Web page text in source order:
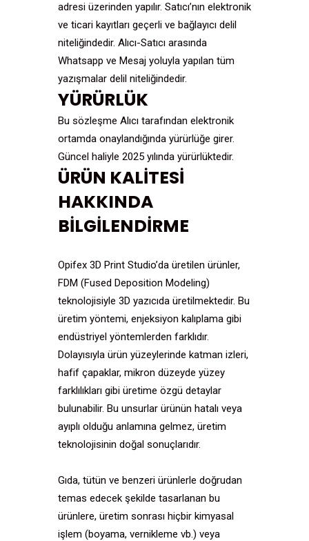
adresi üzerinden yapılır. Satıcı’nın elektronik
ve ticari kayıtları geçerli ve bağlayıcı delil
niteliğindedir. Alıcı-Satıcı arasında
Whatsapp ve Mesaj yoluyla yapılan tüm
yazışmalar delil niteliğindedir.
YÜRÜRLÜK
Bu sözleşme Alıcı tarafından elektronik
ortamda onaylandığında yürürlüğe girer.
Güncel haliyle 2025 yılında yürürlüktedir.
ÜRÜN KALİTESİ
HAKKINDA
BİLGİLENDİRME
Opifex 3D Print Studio’da üretilen ürünler,
FDM (Fused Deposition Modeling)
teknolojisiyle 3D yazıcıda üretilmektedir. Bu
üretim yöntemi, enjeksiyon kalıplama gibi
endüstriyel yöntemlerden farklıdır.
Dolayısıyla ürün yüzeylerinde katman izleri,
hafif çapaklar, mikron düzeyde yüzey
farklılıkları gibi üretime özgü detaylar
bulunabilir. Bu unsurlar ürünün hatalı veya
ayıplı olduğu anlamına gelmez, üretim
teknolojisinin doğal sonuçlarıdır.
Gıda, tütün ve benzeri ürünlerle doğrudan
temas edecek şekilde tasarlanan bu
ürünlere, üretim sonrası hiçbir kimyasal
işlem (boyama, vernikleme vb.) veya